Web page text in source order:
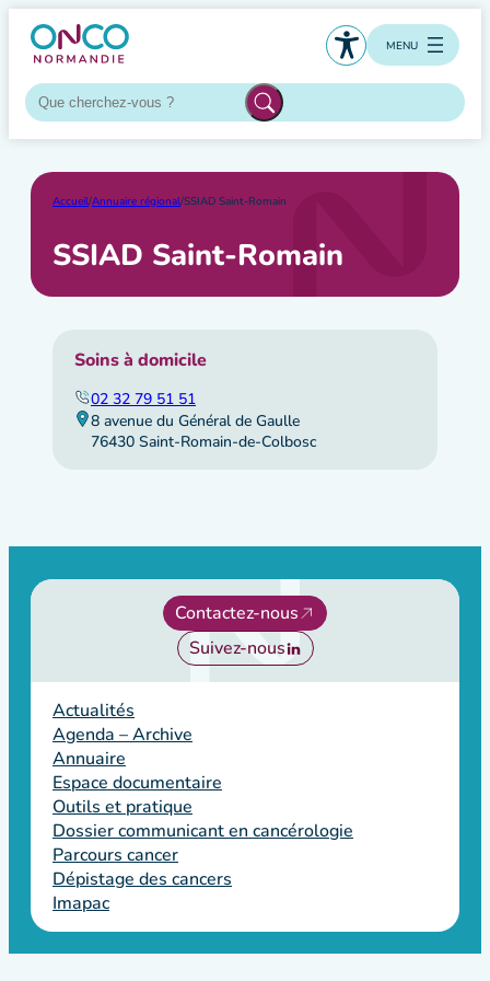
Aller
contenu
MENU
Accueil/Annuaire régional/SSIAD Saint-Romain
SSIAD Saint-Romain
Soins à domicile
02 32 79 51 51
8 avenue du Général de Gaulle
76430 Saint-Romain-de-Colbosc
Contactez-nous
Suivez-nous
Actualités
Agenda – Archive
Annuaire
Espace documentaire
Outils et pratique
Dossier communicant en cancérologie
Parcours cancer
Dépistage des cancers
Imapac